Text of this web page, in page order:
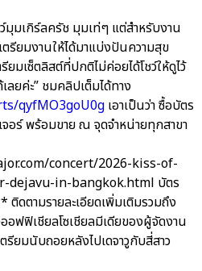
มุมเกิร์ลครัช มุมเท่ๆ แต่สำหรับงาน
รียมงานให้ได้มาแบ่งปันความสุข
มเซ็ตลิสต์ที่ปกติไม่ค่อยได้โชว์ให้ดูไว้
เลยค่ะ” ชมคลิปเต็มได้ทาง
qyfMO3goU0g เอาเป็นว่า ซื้อบัตร
อร์ พร้อมขาย ณ จุดจำหน่ายทุกสาขา
concert/2026-kiss-of-
in-bangkok.html บัตร
ติดตามรายละเอียดเพิ่มเติมรวมถึง
อฟฟิเชียลโซเชียลมีเดียของผู้จัดงาน
ยมนับถอยหลังไปเดจาวูกับสี่สาว